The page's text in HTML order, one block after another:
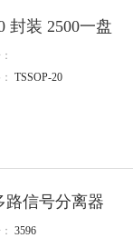
封装 2500一盘
TSSOP-20
路信号分离器
3596